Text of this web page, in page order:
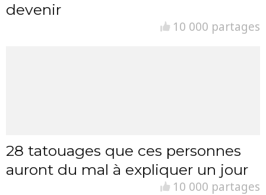
devenir
10 000 partages
28 tatouages que ces personnes
auront du mal à expliquer un jour
10 000 partages